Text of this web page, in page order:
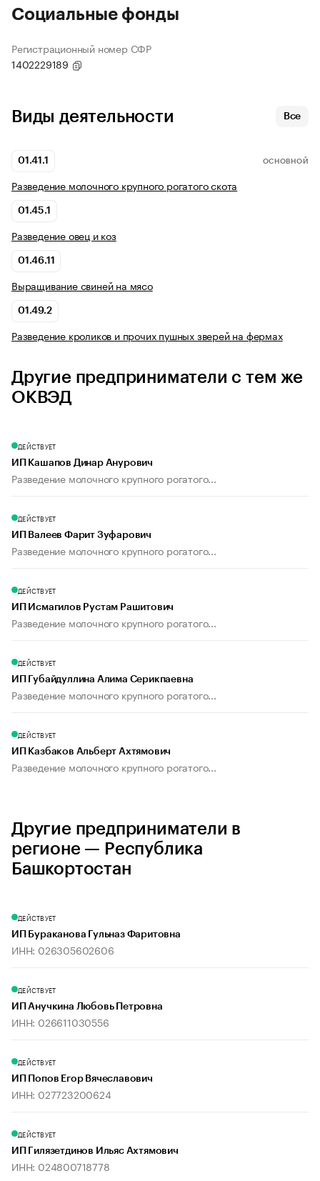
Социальные фонды
Регистрационный номер СФР
1402229189
Виды деятельности Все
01.41.1 ОСНОВНОЙ
Разведение молочного крупного рогатого скота
01.45.1
Разведение овец и коз
01.46.11
Выращивание свиней на мясо
01.49.2
Разведение кроликов и прочих пушных зверей на фермах
Другие предприниматели с тем же
ОКВЭД
ДЕЙСТВУЕТ
ИП Кашапов Динар Анурович
Разведение молочного крупного рогатого...
ДЕЙСТВУЕТ
ИП Валеев Фарит Зуфарович
Разведение молочного крупного рогатого...
ДЕЙСТВУЕТ
ИП Исмагилов Рустам Рашитович
Разведение молочного крупного рогатого...
ДЕЙСТВУЕТ
ИП Губайдуллина Алима Серикпаевна
Разведение молочного крупного рогатого...
ДЕЙСТВУЕТ
ИП Казбаков Альберт Ахтямович
Разведение молочного крупного рогатого...
Другие предприниматели в
регионе — Республика
Башкортостан
ДЕЙСТВУЕТ
ИП Бураканова Гульназ Фаритовна
ИНН: 026305602606
ДЕЙСТВУЕТ
ИП Анучкина Любовь Петровна
ИНН: 026611030556
ДЕЙСТВУЕТ
ИП Попов Егор Вячеславович
ИНН: 027723200624
ДЕЙСТВУЕТ
ИП Гилязетдинов Ильяс Ахтямович
ИНН: 024800718778